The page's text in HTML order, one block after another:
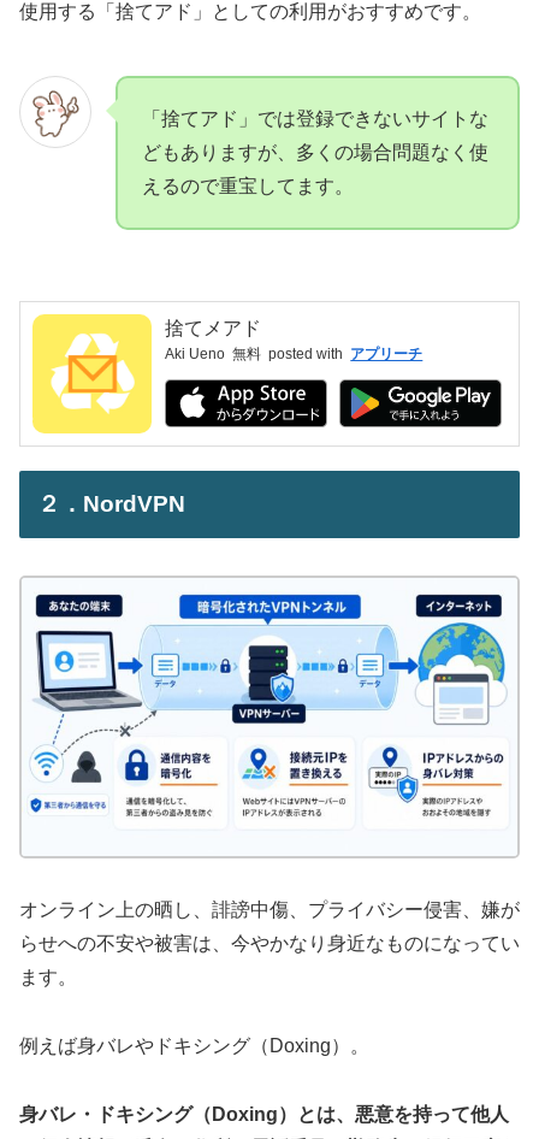
使用する「捨てアド」としての利用がおすすめです。
「捨てアド」では登録できないサイトな
どもありますが、多くの場合問題なく使
えるので重宝してます。
捨てメアド
Aki Ueno 無料 posted with アプリーチ
２．NordVPN
オンライン上の晒し、誹謗中傷、プライバシー侵害、嫌が
らせへの不安や被害は、今やかなり身近なものになってい
ます。
例えば身バレやドキシング（Doxing）。
身バレ・ドキシング（Doxing）とは、悪意を持って他人